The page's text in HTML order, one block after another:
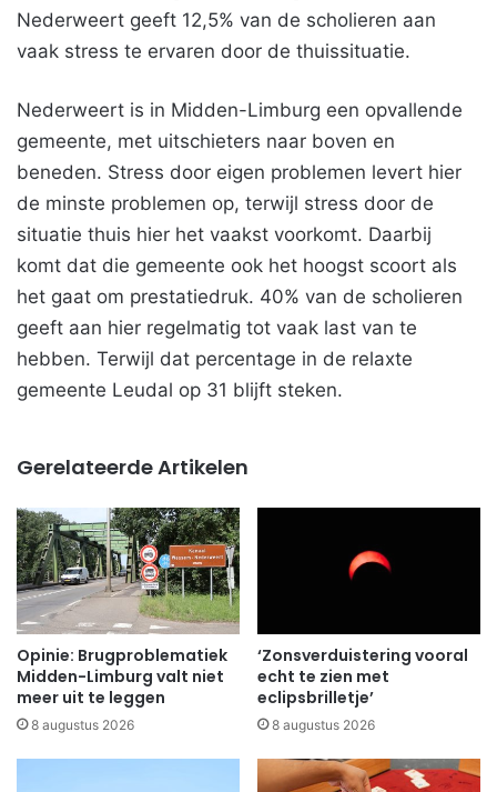
Nederweert geeft 12,5% van de scholieren aan
vaak stress te ervaren door de thuissituatie.
Nederweert is in Midden-Limburg een opvallende
gemeente, met uitschieters naar boven en
beneden. Stress door eigen problemen levert hier
de minste problemen op, terwijl stress door de
situatie thuis hier het vaakst voorkomt. Daarbij
komt dat die gemeente ook het hoogst scoort als
het gaat om prestatiedruk. 40% van de scholieren
geeft aan hier regelmatig tot vaak last van te
hebben. Terwijl dat percentage in de relaxte
gemeente Leudal op 31 blijft steken.
Gerelateerde Artikelen
Opinie: Brugproblematiek
Midden-Limburg valt niet
meer uit te leggen
8 augustus 2026
‘Zonsverduistering vooral
echt te zien met
eclipsbrilletje’
8 augustus 2026